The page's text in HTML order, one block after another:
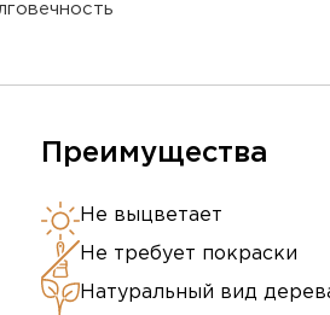
Преимущества
Не выцветает
Не требует покраски
Натуральный вид